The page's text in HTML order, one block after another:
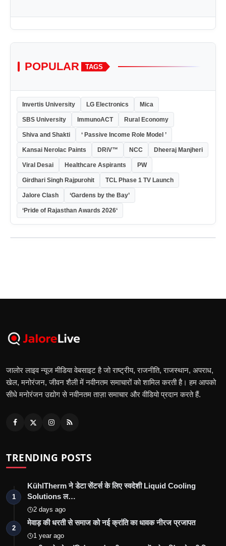
POPULAR TAGS
Invertis University LG Electronics Mica
SBS University ImmunoACT Rural Economy
Shiva and Shakti ‘ Passive Income Role Model ’
Kansai Nerolac Paints DRiV™ NCC Dheeraj Manjheri
Viral Desai Healthcare Aspirants PW
Girdhari Singh Rajpurohit TCL Phase 1 TV Launch
Jalore Clash ‘Gardens by the Bay’
‘Pride of Rajasthan Awards 2026‘
जालोर लाइव न्यूज मीडिया वेबसाइट है जो राष्ट्रीय, राजनीति, राजस्थान, अपराध,
खेल, मनोरंजन, जीवन शैली में नवीनतम समाचारों को शामिल करती है। हम आपको
सीधे मनोरंजन उद्योग से नवीनतम ताज़ा समाचार और वीडियो प्रदान करते हैं.
TRENDING POSTS
1
KühlTherm ने डेटा सेंटर्स के लिए स्वदेशी Liquid Cooling
Solutions ल…
2 days ago
2
मेवाड़ की धरती से समाज को नई क्रांति का धावक नीरज प्रजापत
1 year ago